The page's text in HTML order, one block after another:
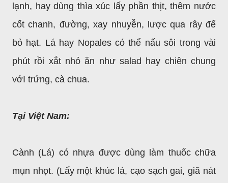
lạnh, hay dùng thìa xúc lấy phần thịt, thêm nước
cốt chanh, đường, xay nhuyễn, lược qua rây để
bỏ hạt. Lá hay Nopales có thể nấu sôi trong vài
phút rồi xắt nhỏ ăn như salad hay chiên chung
vớI trứng, cà chua.
Tại Việt Nam:
Cành (Lá) có nhựa được dùng làm thuốc chữa
mụn nhọt. (Lấy một khúc lá, cạo sạch gai, giã nát